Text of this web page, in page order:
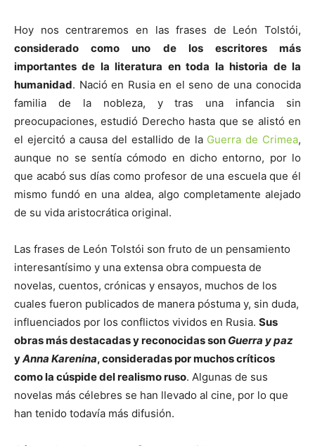
Hoy nos centraremos en las frases de León Tolstói,
considerado como uno de los escritores más
importantes de la literatura en toda la historia de la
humanidad. Nació en Rusia en el seno de una conocida
familia de la nobleza, y tras una infancia sin
preocupaciones, estudió Derecho hasta que se alistó en
el ejercitó a causa del estallido de la Guerra de Crimea,
aunque no se sentía cómodo en dicho entorno, por lo
que acabó sus días como profesor de una escuela que él
mismo fundó en una aldea, algo completamente alejado
de su vida aristocrática original.
Las frases de León Tolstói son fruto de un pensamiento
interesantísimo y una extensa obra compuesta de
novelas, cuentos, crónicas y ensayos, muchos de los
cuales fueron publicados de manera póstuma y, sin duda,
influenciados por los conflictos vividos en Rusia. Sus
obras más destacadas y reconocidas son Guerra y paz
yAnna Karenina, consideradas por muchos críticos
como la cúspide del realismo ruso. Algunas de sus
novelas más célebres se han llevado al cine, por lo que
han tenido todavía más difusión.